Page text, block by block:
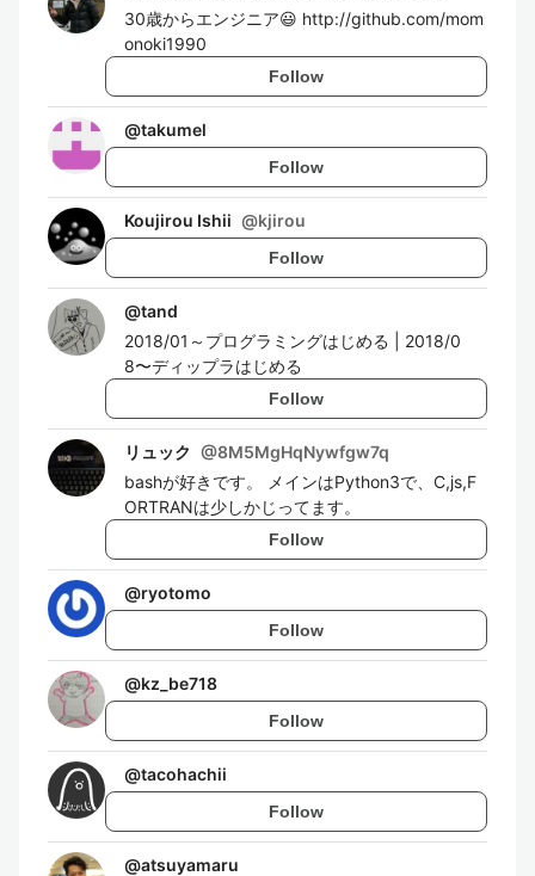
30歳からエンジニア😃 http://github.com/mom
onoki1990
Follow
@takumel
Follow
Koujirou Ishii @kjirou
Follow
@tand
2018/01～プログラミングはじめる | 2018/0
8〜ディップラはじめる
Follow
リュック @8M5MgHqNywfgw7q
bashが好きです。 メインはPython3で、C,js,F
ORTRANは少しかじってます。
Follow
@ryotomo
Follow
@kz_be718
Follow
@tacohachii
Follow
@atsuyamaru